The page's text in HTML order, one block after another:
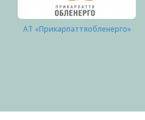
АТ «Прикарпаттяобленерго»